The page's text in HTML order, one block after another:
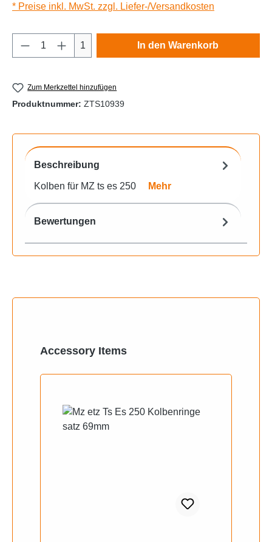
* Preise inkl. MwSt. zzgl. Liefer-/Versandkosten
Produkt Anzahl: Gib den gewünschten
1 In den Warenkorb
Zum Merkzettel hinzufügen
Produktnummer: ZTS10939
Beschreibung
Kolben für MZ ts es 250 Mehr
Bewertungen
Produktgalerie überspringen
Accessory Items